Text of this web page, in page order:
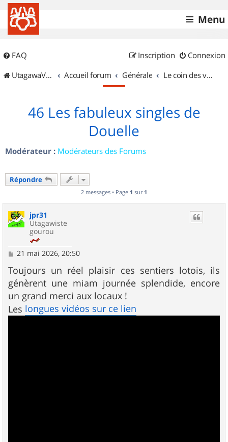
Menu
FAQ Connexion
Inscription
UtagawaVTT (Randos VTT et VTTAE avec traces GPS)
Accueil forum Générale Le coin des vidéastes
46 Les fabuleux singles de
Douelle
Modérateur : Modérateurs des Forums
Répondre
2 messages • Page 1 sur 1
jpr31
Utagawiste
gourou
M
s
s
a
g
e
21 mai 2026, 20:50
Toujours un réel plaisir ces sentiers lotois, ils
génèrent une miam journée splendide, encore
un grand merci aux locaux !
Les longues vidéos sur ce lien